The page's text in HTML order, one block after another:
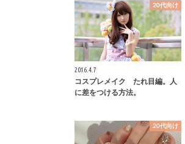
20代向け
2016.4.7
コスプレメイク たれ目編。人
に差をつける方法。
20代向け